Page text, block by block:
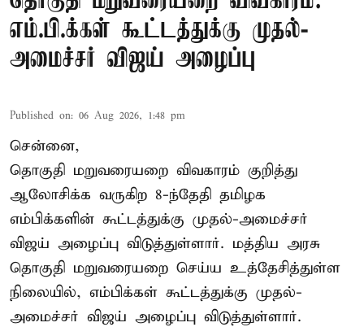
எம்.பி.க்கள் கூட்டத்துக்கு முதல்-
அமைச்சர் விஜய் அழைப்பு
Published on: 06 Aug 2026, 1:48 pm
சென்னை,
தொகுதி மறுவரையறை விவகாரம் குறித்து
ஆலோசிக்க வருகிற 8-ந்தேதி தமிழக
எம்பிக்களின் கூட்டத்துக்கு முதல்-அமைச்சர்
விஜய் அழைப்பு விடுத்துள்ளார். மத்திய அரசு
தொகுதி மறுவரையறை செய்ய உத்தேசித்துள்ள
நிலையில், எம்பிக்கள் கூட்டத்துக்கு முதல்-
அமைச்சர் விஜய் அழைப்பு விடுத்துள்ளார்.